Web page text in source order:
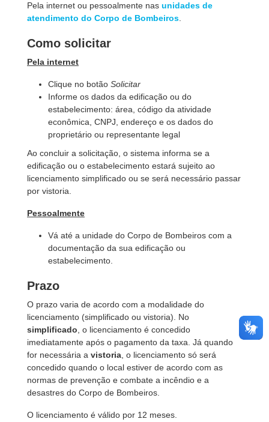
Pela internet ou pessoalmente nas unidades de
atendimento do Corpo de Bombeiros
Como solicitar
Pela internet
Clique no botão Solicitar
Informe os dados da edificação ou do
estabelecimento: área, código da atividade
econômica, CNPJ, endereço e os dados do
proprietário ou representante legal
Ao concluir a solicitação, o sistema informa se a
edificação ou o estabelecimento estará sujeito ao
licenciamento simplificado ou se será necessário passar
por vistoria.
Pessoalmente
Vá até a unidade do Corpo de Bombeiros com a
documentação da sua edificação ou
estabelecimento.
Prazo
O prazo varia de acordo com a modalidade do
licenciamento (simplificado ou vistoria). No
simplificado , o licenciamento é concedido
imediatamente após o pagamento da taxa. Já quando
for necessária a vistoria , o licenciamento só será
concedido quando o local estiver de acordo com as
normas de prevenção e combate a incêndio e a
desastres do Corpo de Bombeiros.
O licenciamento é válido por 12 meses.